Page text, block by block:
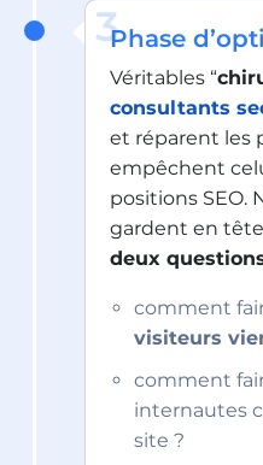
Phase
3
Véritables “
consultants
et réparent les
empêchent
positions SEO.
gardent en
deux
comment
visiteurs
comment
internautes
site ?